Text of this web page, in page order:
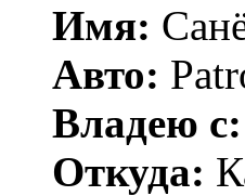
Имя:
Авто:
Владею с:
Откуда: